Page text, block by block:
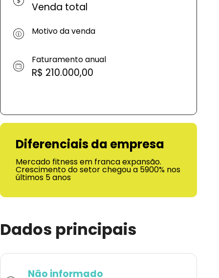
Venda total
Motivo da venda
Faturamento anual
R$ 210.000,00
Diferenciais da empresa
Mercado fitness em franca expansão.
Crescimento do setor chegou a 5900% nos
últimos 5 anos
Dados principais
Não informado